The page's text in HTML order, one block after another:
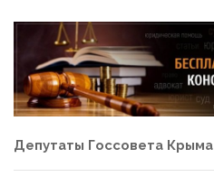
Депутаты Госсовета Крыма